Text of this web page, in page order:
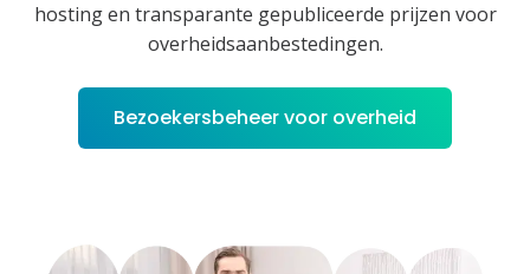
hosting en transparante gepubliceerde prijzen voor
overheidsaanbestedingen.
Bezoekersbeheer voor overheid